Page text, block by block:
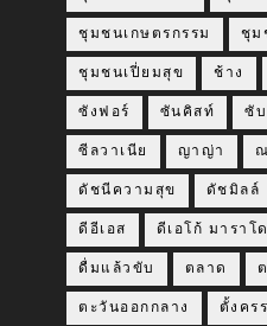
ชุมชนเกษตรกรรม ชุม
ชุมชนเปี่ยมสุข ช้าง
ซังฟอร์ ซันคิสท์ ซั
ซีลวาเนีย ญาญ่า
ดัชนีความสุข ดัชมิลล์
ดีอีเอส ดีเอโก้ มาราโ
ดื่มแล้วขับ ตลาด
ตะวันออกกลาง ตั้งคร